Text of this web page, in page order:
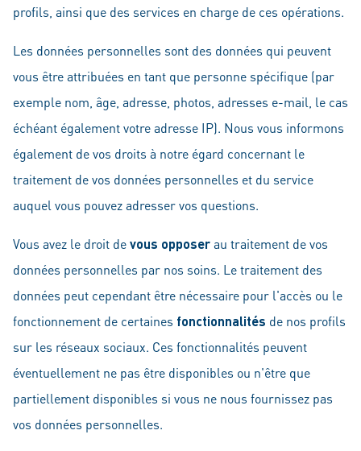
profils, ainsi que des services en charge de ces opérations.
Les données personnelles sont des données qui peuvent
vous être attribuées en tant que personne spécifique (par
exemple nom, âge, adresse, photos, adresses e-mail, le cas
échéant également votre adresse IP). Nous vous informons
également de vos droits à notre égard concernant le
traitement de vos données personnelles et du service
auquel vous pouvez adresser vos questions.
Vous avez le droit devous opposerau traitement de vos
données personnelles par nos soins. Le traitement des
données peut cependant être nécessaire pour l'accès ou le
fonctionnement de certaines fonctionnalités de nos profils
sur les réseaux sociaux. Ces fonctionnalités peuvent
éventuellement ne pas être disponibles ou n'être que
partiellement disponibles si vous ne nous fournissez pas
vos données personnelles.